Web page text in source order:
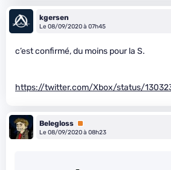
kgersen
Le 08/09/2020 à 07h45
c’est confirmé, du moins pour la S.
https://twitter.com/Xbox/status/
Belegloss Premium
Le 08/09/2020 à 08h23